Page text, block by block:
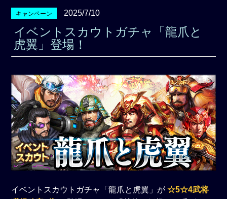
キャンペーン 2025/7/10
イベントスカウトガチャ「龍爪と
虎翼」登場！
イベントスカウトガチャ「龍爪と虎翼」が☆5☆4武将